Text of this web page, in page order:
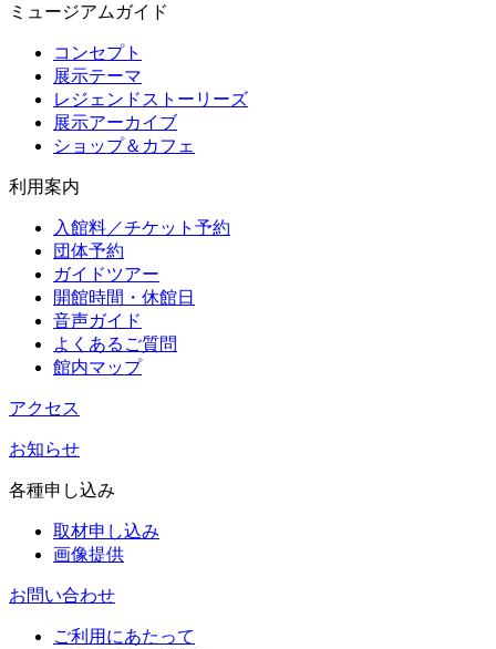
ミュージアムガイド
コンセプト
展示テーマ
レジェンドストーリーズ
展示アーカイブ
ショップ＆カフェ
利用案内
入館料／チケット予約
団体予約
ガイドツアー
開館時間・休館日
音声ガイド
よくあるご質問
館内マップ
アクセス
お知らせ
各種申し込み
取材申し込み
画像提供
お問い合わせ
ご利用にあたって